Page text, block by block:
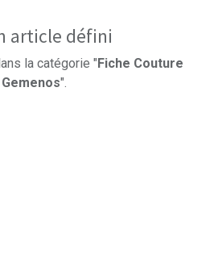
article défini
la catégorie " Fiche Couture
Gemenos".